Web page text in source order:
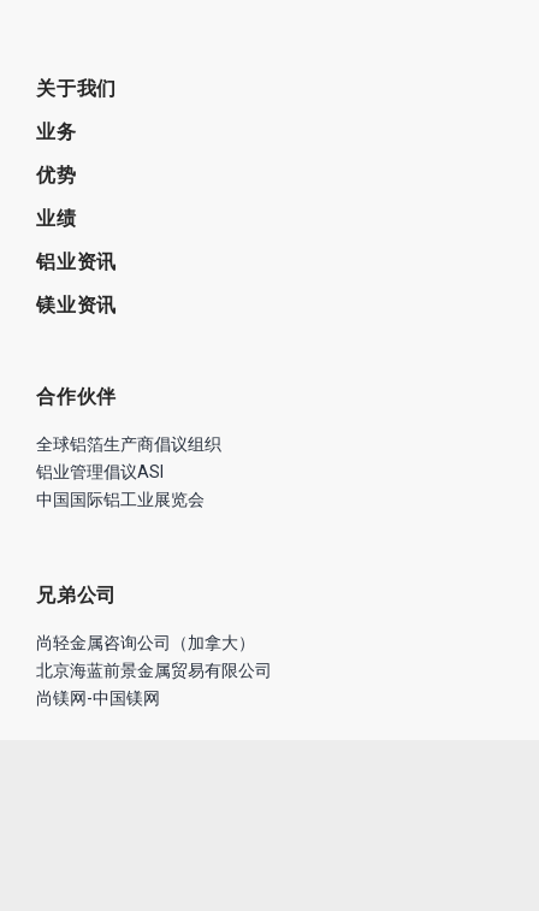
关于我们
业务
优势
业绩
铝业资讯
镁业资讯
合作伙伴
全球铝箔生产商倡议组织
铝业管理倡议ASI
中国国际铝工业展览会
兄弟公司
尚轻金属咨询公司（加拿大）
北京海蓝前景金属贸易有限公司
尚镁网-中国镁网